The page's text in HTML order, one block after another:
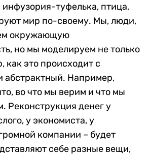
туфелька, птица,
мир по-своему. Мы, люди,
окружающую
но мы моделируем не только
как это происходит с
абстрактный. Например,
во что мы верим и что мы
Реконструкция денег у
у экономиста, у
компании – будет
себе разные вещи,